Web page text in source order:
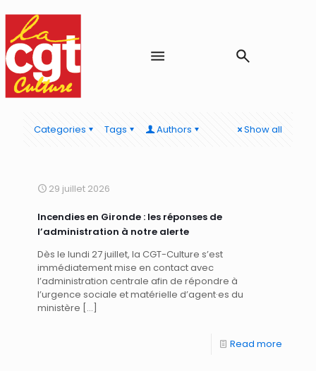
Categories Tags Authors Show all
29 juillet 2026
Incendies en Gironde : les réponses de
l’administration à notre alerte
Dès le lundi 27 juillet, la CGT-Culture s’est
immédiatement mise en contact avec
l’administration centrale afin de répondre à
l’urgence sociale et matérielle d’agent·es du
ministère […]
Read more